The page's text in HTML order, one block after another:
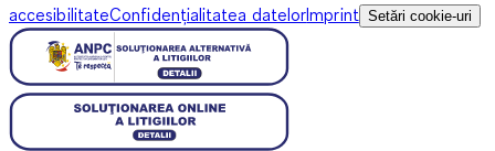
accesibilitateConfidențialitatea datelorImprint Setări cookie-uri